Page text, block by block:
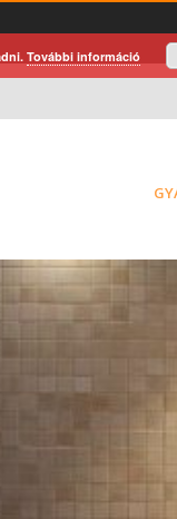
További információ